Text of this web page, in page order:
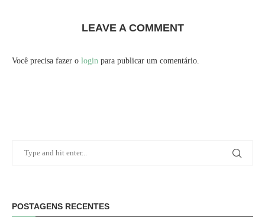
LEAVE A COMMENT
Você precisa fazer o login para publicar um comentário.
POSTAGENS RECENTES